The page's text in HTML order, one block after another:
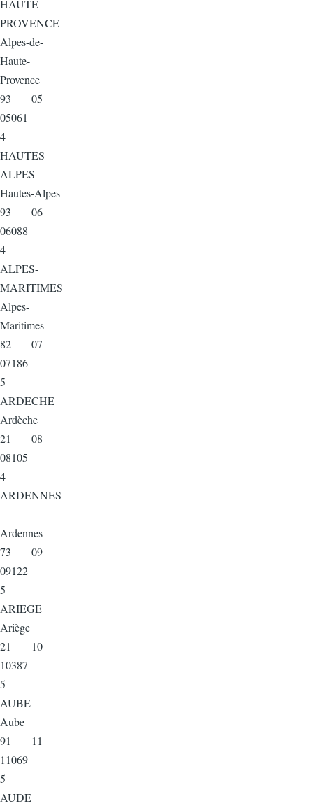
HAUTE-
PROVENCE
Alpes-de-
Haute-
Provence
93 05
05061
4
HAUTES-
ALPES
Hautes-Alpes
93 06
06088
4
ALPES-
MARITIMES
Alpes-
Maritimes
82 07
07186
5
ARDECHE
Ardèche
21 08
08105
4
ARDENNES
Ardennes
73 09
09122
5
ARIEGE
Ariège
21 10
10387
5
AUBE
Aube
91 11
11069
5
AUDE